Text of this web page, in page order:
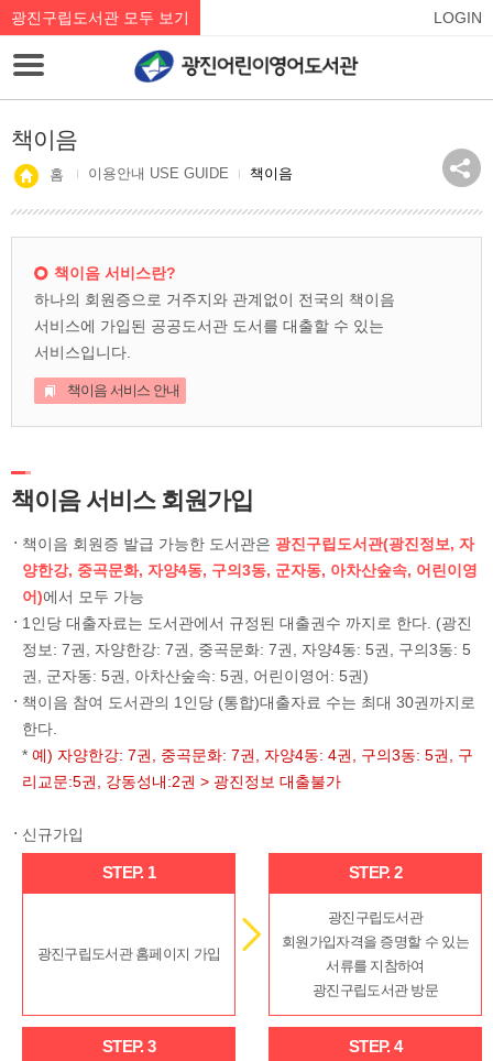
광진구립도서관 모두 보기 LOGIN
책이음
홈 이용안내 USE GUIDE 책이음
책이음 서비스란?
하나의 회원증으로 거주지와 관계없이 전국의 책이음
서비스에 가입된 공공도서관 도서를 대출할 수 있는
서비스입니다.
책이음 서비스 안내
책이음 서비스 회원가입
책이음 회원증 발급 가능한 도서관은 광진구립도서관(광진정보, 자
양한강, 중곡문화, 자양4동, 구의3동, 군자동, 아차산숲속, 어린이영
어)에서 모두 가능
1인당 대출자료는 도서관에서 규정된 대출권수 까지로 한다. (광진
정보: 7권, 자양한강: 7권, 중곡문화: 7권, 자양4동: 5권, 구의3동: 5
권, 군자동: 5권, 아차산숲속: 5권, 어린이영어: 5권)
책이음 참여 도서관의 1인당 (통합)대출자료 수는 최대 30권까지로
한다.
* 예) 자양한강: 7권, 중곡문화: 7권, 자양4동: 4권, 구의3동: 5권, 구
리교문:5권, 강동성내:2권 > 광진정보 대출불가
신규가입
STEP. 1
광진구립도서관 홈페이지 가입
STEP. 2
광진구립도서관
회원가입자격을 증명할 수 있는
서류를 지참하여
광진구립도서관 방문
STEP. 3 STEP. 4